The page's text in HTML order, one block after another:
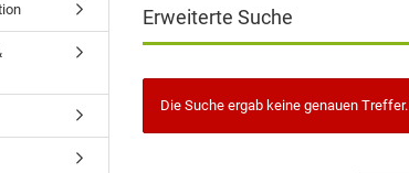
Erweiterte Suche
Die Suche ergab keine genauen Treffer.